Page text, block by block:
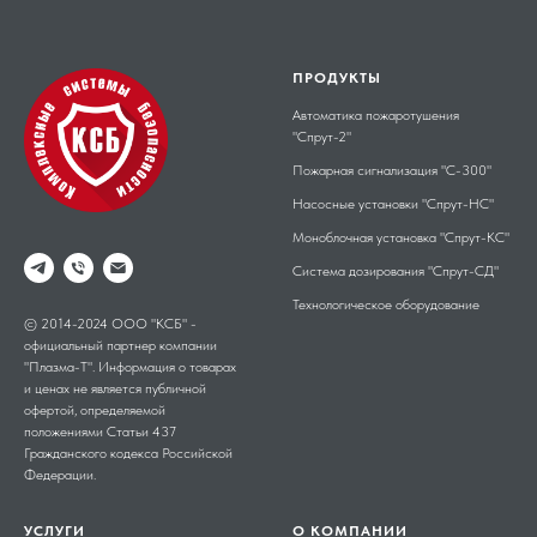
© 2014-2024 ООО "КСБ" -
официальный партнер компании
"Плазма-Т". Информация о товарах
и ценах не является публичной
офертой, определяемой
положениями Статьи 437
Гражданского кодекса Российской
Федерации.
ПРОДУКТЫ
Автоматика пожаротушения
"Спрут-2"
Пожарная сигнализация "С-300"
Насосные установки "Спрут-НС"
Моноблочная установка "Спрут-КС"
Система дозирования "Спрут-СД"
Технологическое оборудование
УСЛУГИ О КОМПАНИИ